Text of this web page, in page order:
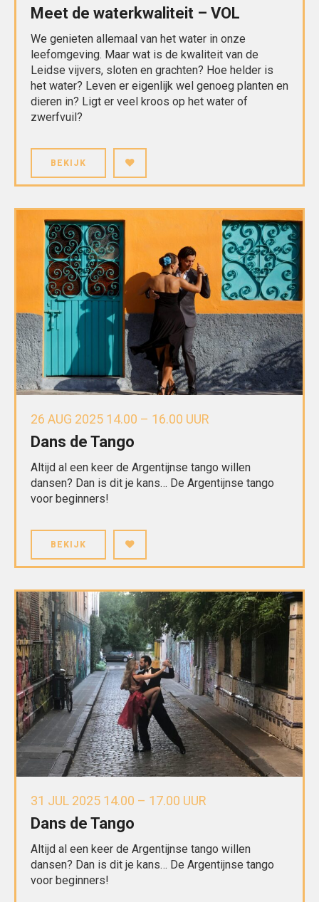
Meet de waterkwaliteit – VOL
We genieten allemaal van het water in onze
leefomgeving. Maar wat is de kwaliteit van de
Leidse vijvers, sloten en grachten? Hoe helder is
het water? Leven er eigenlijk wel genoeg planten en
dieren in? Ligt er veel kroos op het water of
zwerfvuil?
BEKIJK
26 AUG 2025 14.00 – 16.00 UUR
Dans de Tango
Altijd al een keer de Argentijnse tango willen
dansen? Dan is dit je kans… De Argentijnse tango
voor beginners!
BEKIJK
31 JUL 2025 14.00 – 17.00 UUR
Dans de Tango
Altijd al een keer de Argentijnse tango willen
dansen? Dan is dit je kans… De Argentijnse tango
voor beginners!